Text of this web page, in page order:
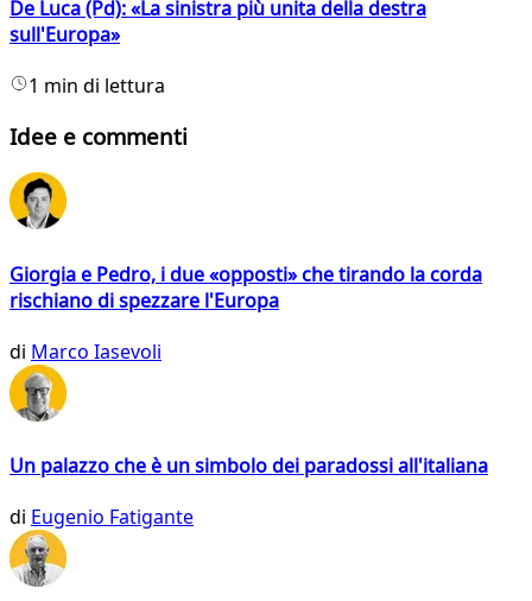
De Luca (Pd): «La sinistra più unita della destra
sull'Europa»
1 min di lettura
Idee e commenti
Giorgia e Pedro, i due «opposti» che tirando la corda
rischiano di spezzare l'Europa
di Marco Iasevoli
Un palazzo che è un simbolo dei paradossi all'italiana
di Eugenio Fatigante